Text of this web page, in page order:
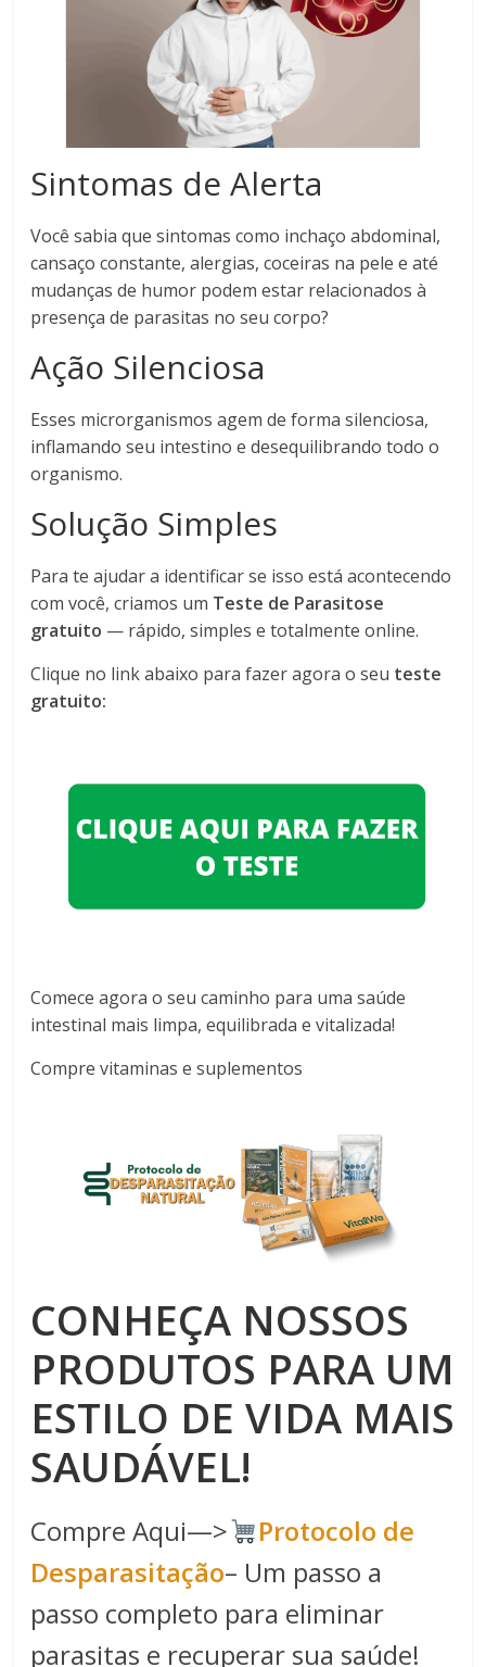
Sintomas de Alerta
Você sabia que sintomas como inchaço abdominal,
cansaço constante, alergias, coceiras na pele e até
mudanças de humor podem estar relacionados à
presença de parasitas no seu corpo?
Ação Silenciosa
Esses microrganismos agem de forma silenciosa,
inflamando seu intestino e desequilibrando todo o
organismo.
Solução Simples
Para te ajudar a identificar se isso está acontecendo
com você, criamos um Teste de Parasitose
gratuito — rápido, simples e totalmente online.
Clique no link abaixo para fazer agora o seu teste
gratuito:
Comece agora o seu caminho para uma saúde
intestinal mais limpa, equilibrada e vitalizada!
Compre vitaminas e suplementos
CONHEÇA NOSSOS
PRODUTOS PARA UM
ESTILO DE VIDA MAIS
SAUDÁVEL!
Compre Aqui—>
Protocolo de
Desparasitação– Um passo a
passo completo para eliminar
parasitas e recuperar sua saúde!